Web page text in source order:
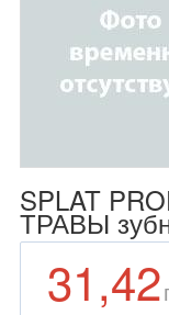
SPLAT
ТРАВЫ
31,42